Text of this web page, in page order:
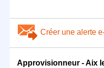
Créer une alerte
Approvisionneur - Aix